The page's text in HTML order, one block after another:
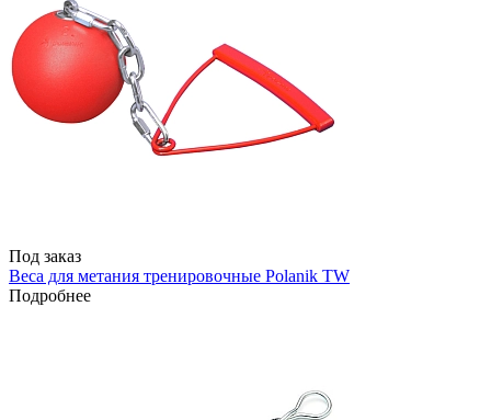
Под заказ
Веса для метания тренировочные Polanik TW
Подробнее